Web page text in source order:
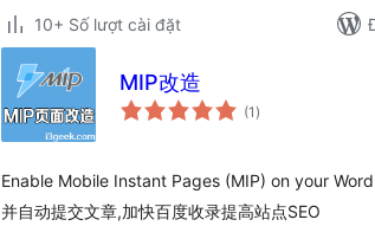
10+ Số lượt cài đặt
MIP改造
(1 tổng
đánh
)
Enable Mobile Instant Pages (MIP) on your
并自动提交文章,加快百度收录提高站点SEO